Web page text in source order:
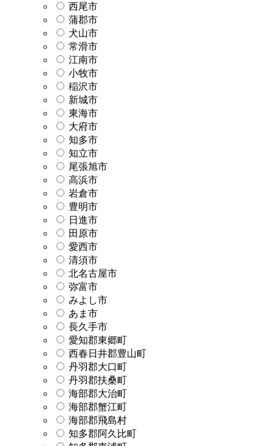
西尾市
蒲郡市
犬山市
常滑市
江南市
小牧市
稲沢市
新城市
東海市
大府市
知多市
知立市
尾張旭市
高浜市
岩倉市
豊明市
日進市
田原市
愛西市
清須市
北名古屋市
弥富市
みよし市
あま市
長久手市
愛知郡東郷町
西春日井郡豊山町
丹羽郡大口町
丹羽郡扶桑町
海部郡大治町
海部郡蟹江町
海部郡飛島村
知多郡阿久比町